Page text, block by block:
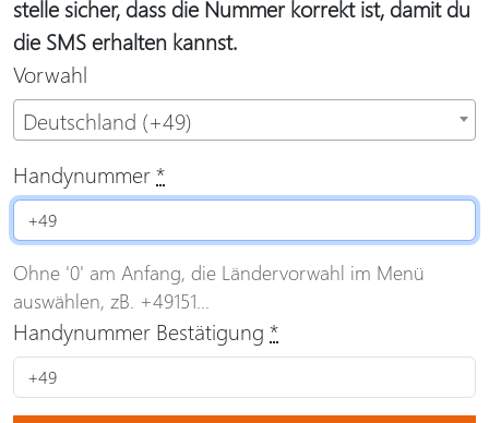
stelle sicher, dass die Nummer korrekt ist, damit du
die SMS erhalten kannst.
Vorwahl
Deutschland (+49)
Handynummer*
Ohne '0' am Anfang, die Ländervorwahl im Menü
auswählen, zB. +49151...
Handynummer Bestätigung *